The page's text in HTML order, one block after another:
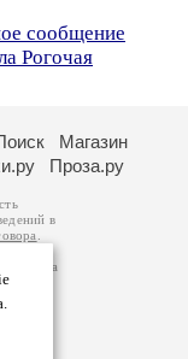
сообщение
Рогочая
Магазин
Проза.ру
в
за